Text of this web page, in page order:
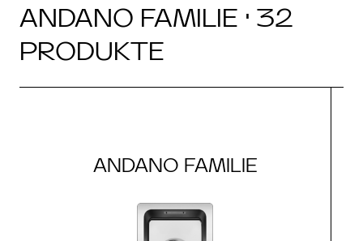
ANDANO FAMILIE · 32
PRODUKTE
ANDANO FAMILIE